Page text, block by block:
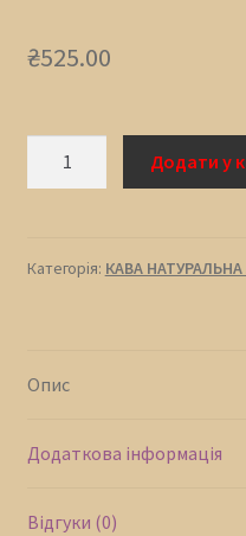
₴525.00
кількість
Додати у
Категорія: КАВА
Опис
Додаткова інформація
Відгуки (0)